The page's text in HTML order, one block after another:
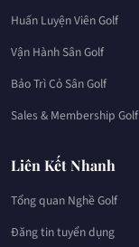
Huấn Luyện Viên Golf
Vận Hành Sân Golf
Bảo Trì Cỏ Sân Golf
Sales & Membership Golf
Liên Kết Nhanh
Tổng quan Nghề Golf
Đăng tin tuyển dụng